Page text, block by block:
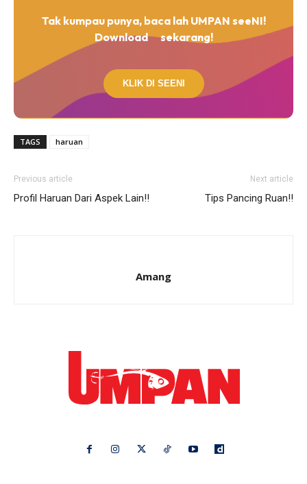
Tak kumpau punya, baca lah UMPAN seeNI!
Download
sekarang!
KLIK DI SEENI
TAGS haruan
Previous article
Profil Haruan Dari Aspek Lain!!
Next article
Tips Pancing Ruan!!
Amang